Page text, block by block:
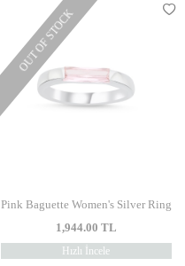
OUT OF STOCK
Pink Baguette Women's Silver Ring
1,944.00 TL
Hızlı İncele